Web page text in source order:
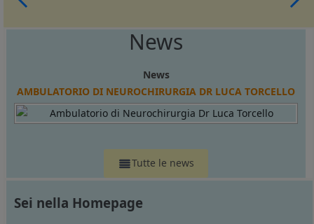
News
News
AMBULATORIO DI NEUROCHIRURGIA DR LUCA TORCELLO
Tutte le news
Sei nella Homepage